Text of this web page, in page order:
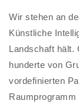
Wir stehen an
Künstliche
Landschaft hält.
hunderte von
vordefinierten